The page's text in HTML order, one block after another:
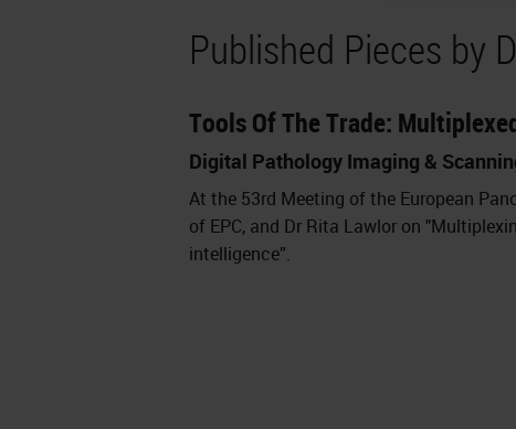
Published Pieces by
Tools Of The Trade:
Digital Pathology Imaging &
At the 53rd Meeting of the European
of EPC, and Dr Rita Lawlor on
intelligence”.